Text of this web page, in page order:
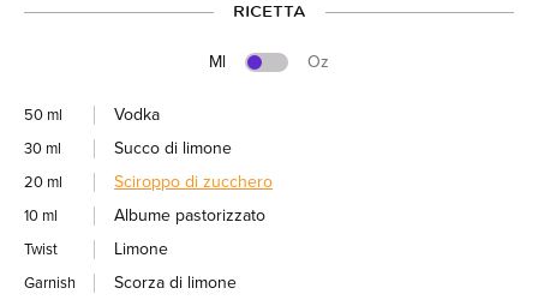
RICETTA
Ml Oz
50 ml Vodka
30 ml Succo di limone
20 ml Sciroppo di zucchero
10 ml Albume pastorizzato
Twist Limone
Garnish Scorza di limone